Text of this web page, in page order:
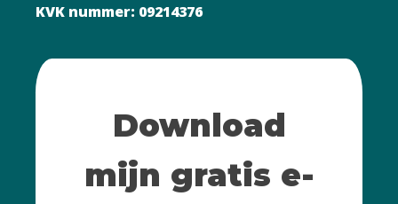
KVK nummer: 09214376
Download
mijn gratis e-